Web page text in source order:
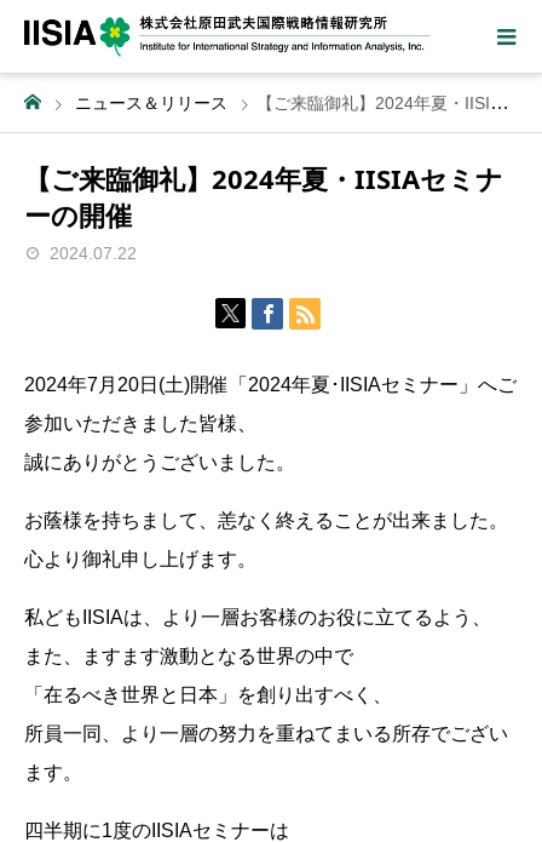
ニュース＆リリース 【ご来臨御礼】2024年夏・IISIAセミナーの開催
【ご来臨御礼】2024年夏・IISIAセミナ
ーの開催
2024.07.22
2024年7月20日(土)開催「2024年夏･IISIAセミナー」へご
参加いただきました皆様、
誠にありがとうございました。
お蔭様を持ちまして、恙なく終えることが出来ました。
心より御礼申し上げます。
私どもIISIAは、より一層お客様のお役に立てるよう、
また、ますます激動となる世界の中で
「在るべき世界と日本」を創り出すべく、
所員一同、より一層の努力を重ねてまいる所存でござい
ます。
四半期に1度のIISIAセミナーは